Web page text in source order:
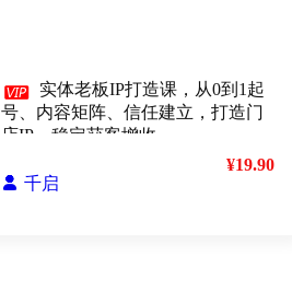
 实体老板IP打造课，从0到1起
号、内容矩阵、信任建立，打造门
店IP，稳定获客增收
 千启
¥19.90